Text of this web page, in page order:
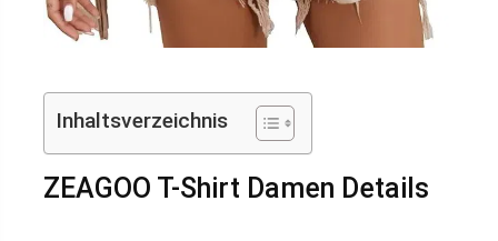
Inhaltsverzeichnis
ZEAGOO T-Shirt Damen Details